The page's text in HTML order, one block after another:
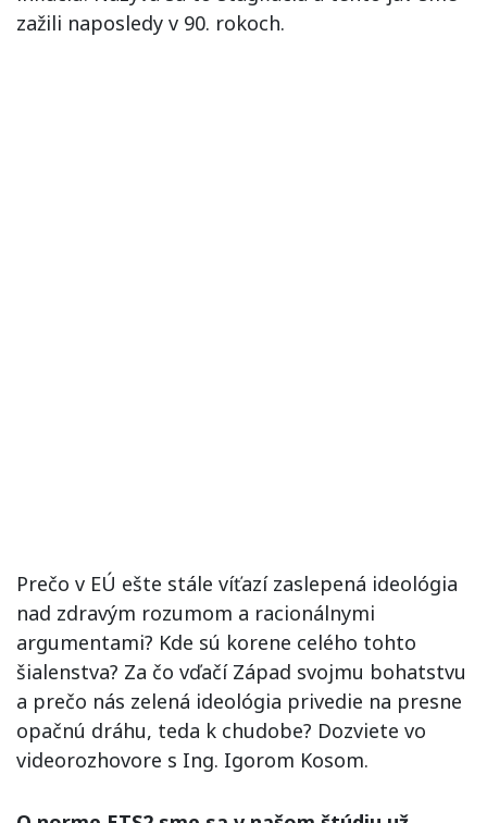
zažili naposledy v 90. rokoch.
Prečo v EÚ ešte stále víťazí zaslepená ideológia
nad zdravým rozumom a racionálnymi
argumentami? Kde sú korene celého tohto
šialenstva? Za čo vďačí Západ svojmu bohatstvu
a prečo nás zelená ideológia privedie na presne
opačnú dráhu, teda k chudobe? Dozviete vo
videorozhovore s Ing. Igorom Kosom.